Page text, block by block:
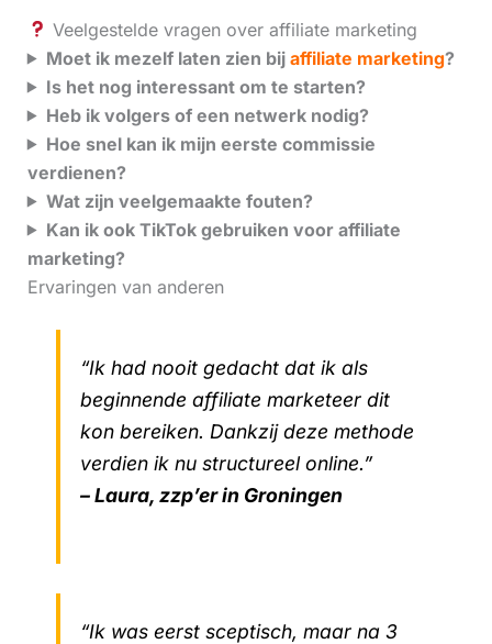
Veelgestelde vragen over affiliate marketing
Moet ik mezelf laten zien bij affiliate marketing?
Is het nog interessant om te starten?
Heb ik volgers of een netwerk nodig?
Hoe snel kan ik mijn eerste commissie
verdienen?
Wat zijn veelgemaakte fouten?
Kan ik ook TikTok gebruiken voor affiliate
marketing?
Ervaringen van anderen
“Ik had nooit gedacht dat ik als
beginnende affiliate marketeer dit
kon bereiken. Dankzij deze methode
verdien ik nu structureel online.”
– Laura, zzp’er in Groningen
“Ik was eerst sceptisch, maar na 3